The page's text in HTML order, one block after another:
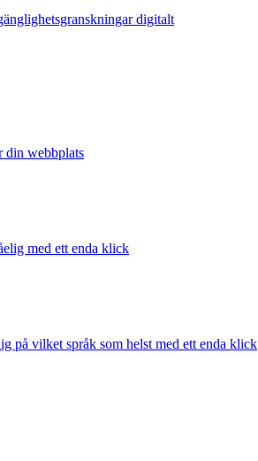
digitalt
din webbplats
med ett enda klick
på vilket språk som helst med ett enda klick